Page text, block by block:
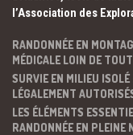
l’Association des
RANDONNÉE EN
MÉDICALE LOIN DE
SURVIE EN MILIEU
LÉGALEMENT
LES ÉLÉMENTS
RANDONNÉE EN PLEINE